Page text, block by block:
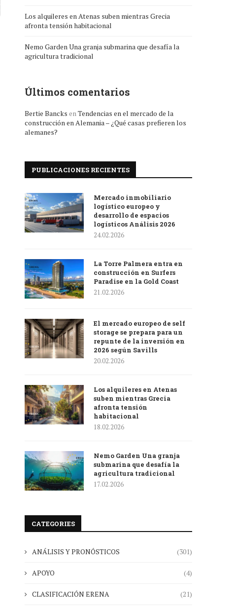
Los alquileres en Atenas suben mientras Grecia
afronta tensión habitacional
Nemo Garden Una granja submarina que desafía la
agricultura tradicional
Últimos comentarios
Bertie Bancks enTendencias en el mercado de la
construcción en Alemania – ¿Qué casas prefieren los
alemanes?
PUBLICACIONES RECIENTES
Mercado inmobiliario
logístico europeo y
desarrollo de espacios
logísticos Análisis 2026
24.02.2026
La Torre Palmera entra en
construcción en Surfers
Paradise en la Gold Coast
21.02.2026
El mercado europeo de self
storage se prepara para un
repunte de la inversión en
2026 según Savills
20.02.2026
Los alquileres en Atenas
suben mientras Grecia
afronta tensión
habitacional
18.02.2026
Nemo Garden Una granja
submarina que desafía la
agricultura tradicional
17.02.2026
CATEGORIES
ANÁLISIS Y PRONÓSTICOS (301)
APOYO (4)
CLASIFICACIÓN ERENA (21)